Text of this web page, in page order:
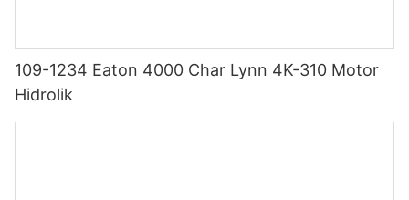
109-1234 Eaton 4000 Char Lynn 4K-310 Motor
Hidrolik